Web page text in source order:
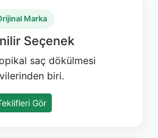
Marka
Seçenek
saç dökülmesi
biri.
Gör